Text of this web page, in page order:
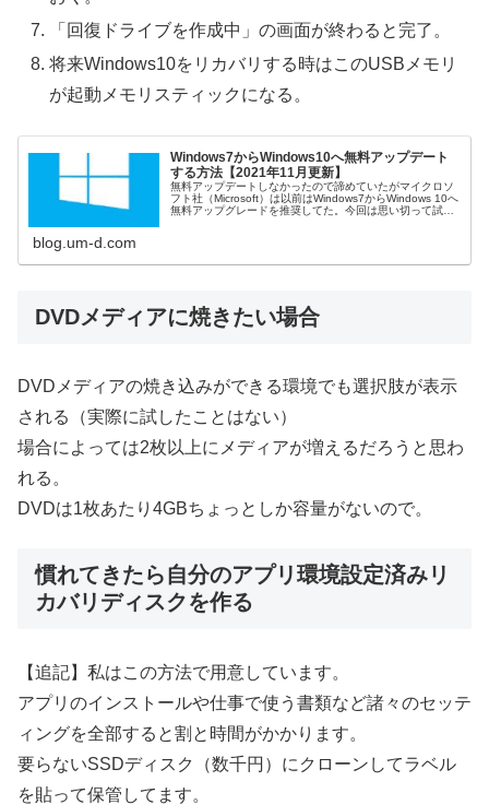
「回復ドライブを作成中」の画面が終わると完了。
将来Windows10をリカバリする時はこのUSBメモリ
が起動メモリスティックになる。
Windows7からWindows10へ無料アップデート
する方法【2021年11月更新】
無料アップデートしなかったので諦めていたがマイクロソ
フト社（Microsoft）は以前はWindows7からWindows 10へ
無料アップグレードを推奨してた。今回は思い切って試し
blog.um-d.com
DVDメディアに焼きたい場合
DVDメディアの焼き込みができる環境でも選択肢が表示
される（実際に試したことはない）
場合によっては2枚以上にメディアが増えるだろうと思わ
れる。
DVDは1枚あたり4GBちょっとしか容量がないので。
慣れてきたら自分のアプリ環境設定済みリ
カバリディスクを作る
【追記】私はこの方法で用意しています。
アプリのインストールや仕事で使う書類など諸々のセッテ
ィングを全部すると割と時間がかかります。
要らないSSDディスク（数千円）にクローンしてラベル
を貼って保管してます。